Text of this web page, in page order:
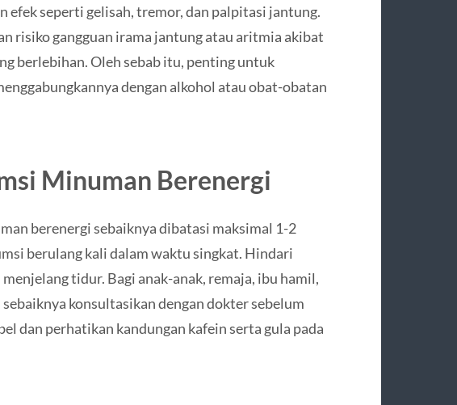
efek seperti gelisah, tremor, dan palpitasi jantung.
risiko gangguan irama jantung atau aritmia akibat
berlebihan. Oleh sebab itu, penting untuk
dengan alkohol atau obat-obatan
Minuman Berenergi
berenergi sebaiknya dibatasi maksimal 1-2
berulang kali dalam waktu singkat. Hindari
tidur. Bagi anak-anak, remaja, ibu hamil,
konsultasikan dengan dokter sebelum
dan perhatikan kandungan kafein serta gula pada